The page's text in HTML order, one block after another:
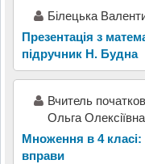
Білецька
Презентація з
підручник Н. Будна
Вчитель
Ольга Олексіївна
Множення в 4 класі:
вправи